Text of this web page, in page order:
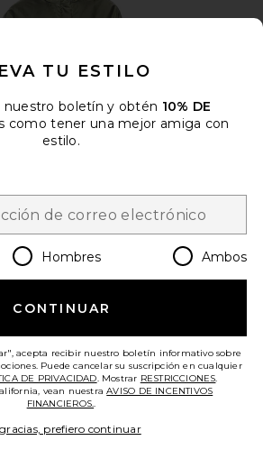
CHAQUETA RORY
TU ESTILO
nuestro boletín y obtén 10% DE
como tener una mejor amiga con
estilo.
Hombres Ambos
CONTINUAR
acepta recibir nuestro boletín informativo sobre
Puede cancelar su suscripción en cualquier
DE PRIVACIDAD. Mostrar RESTRICCIONES.
vean nuestraAVISO DE INCENTIVOS
FINANCIEROS..
prefiero continuar